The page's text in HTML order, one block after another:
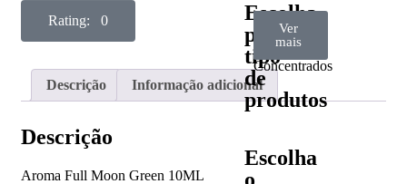
Escolha
por
tipo
de
produtos
Aromas
/
Concentrados
Ver
todos
BasesVer
mais
Accesorios
Ver
mais
Escolha
Rating: 0
Descrição Informação adicional
Descrição
Aroma Full Moon Green 10ML